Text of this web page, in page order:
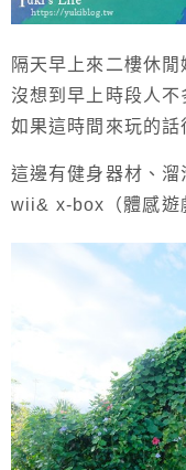
隔天早上來二樓休
沒想到早上時段人不
如果這時間來玩的話
這邊有健身器材、溜
wii& x-box（體感遊